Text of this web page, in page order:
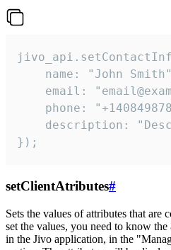
name: "John
email:
phone:
description:
});
setClientAtributes#
Sets the values ​​of attributes that are
set the values, you need to know
in the Jivo application, in the